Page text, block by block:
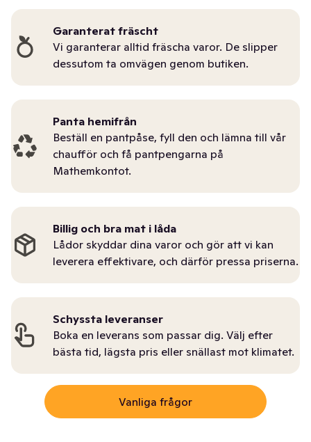
Garanterat fräscht
Vi garanterar alltid fräscha varor. De slipper
dessutom ta omvägen genom butiken.
Panta hemifrån
Beställ en pantpåse, fyll den och lämna till vår
chaufför och få pantpengarna på
Mathemkontot.
Billig och bra mat i låda
Lådor skyddar dina varor och gör att vi kan
leverera effektivare, och därför pressa priserna.
Schyssta leveranser
Boka en leverans som passar dig. Välj efter
bästa tid, lägsta pris eller snällast mot klimatet.
Vanliga frågor